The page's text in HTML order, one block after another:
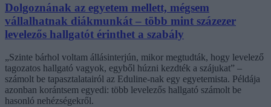
Dolgoznának az egyetem mellett, mégsem
vállalhatnak diákmunkát – több mint százezer
levelezős hallgatót érinthet a szabály
„Szinte bárhol voltam állásinterjún, mikor megtudták, hogy levelező
tagozatos hallgató vagyok, egyből húzni kezdték a szájukat” –
számolt be tapasztalatairól az Eduline-nak egy egyetemista. Példája
azonban korántsem egyedi: több levelezős hallgató számolt be
hasonló nehézségekről.